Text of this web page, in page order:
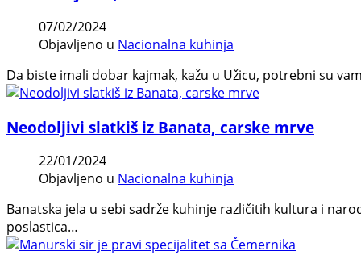
07/02/2024
Objavljeno u Nacionalna kuhinja
Da biste imali dobar kajmak, kažu u Užicu, potrebni su
Neodoljivi slatkiš iz Banata, carske mrve
22/01/2024
Objavljeno u Nacionalna kuhinja
Banatska jela u sebi sadrže kuhinje različitih kultura i
poslastica…